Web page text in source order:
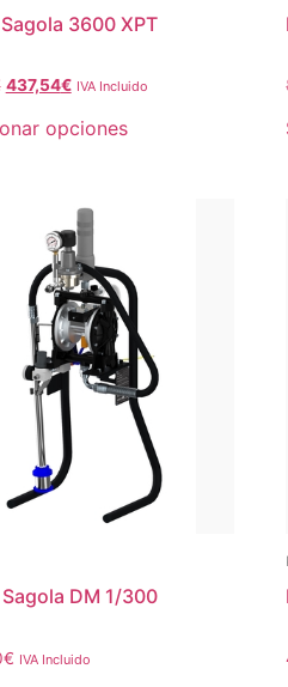
3600 XPT
437,54€ IVA Incluido
opciones
DM 1/300
€ IVA Incluido